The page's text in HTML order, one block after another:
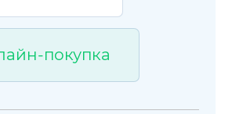
покупка